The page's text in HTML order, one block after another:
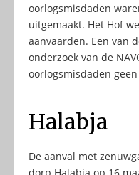
oorlogsmisdaden
uitgemaakt. Het Hof
aanvaarden. Een van
onderzoek van de
oorlogsmisdaden
Halabja
De aanval met